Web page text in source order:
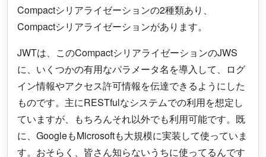
Compactシリアライゼーションの2種類あり、
Compactシリアライゼーションがあります。
JWTは、このCompactシリアライゼーションのJWS
に、いくつかの有用なパラメータ名を導入して、ログ
イン情報やアクセス許可情報を伝達できるようにした
ものです。主にRESTfulなシステムでの利用を想定し
ていますが、もちろんそれ以外でも利用可能です。既
に、GoogleもMicrosoftも大規模に実装して使っていま
す。おそらく、皆さん知らないうちに使ってるんです